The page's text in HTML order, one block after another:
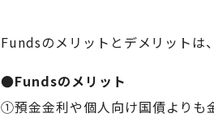
Fundsのメリットとデメリットは
●Fundsのメリット
①預金金利や個人向け国債よりも